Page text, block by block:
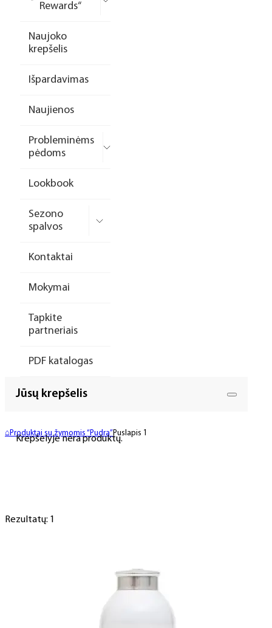
Rewards“
Naujoko
krepšelis
Išpardavimas
Naujienos
Probleminėms
pėdoms
Lookbook
Sezono
spalvos
Kontaktai
Mokymai
Tapkite
partneriais
PDF katalogas
Jūsų krepšelis
Krepšelyje nėra produktų.
⌂ Produktai su žymomis “Pudra” Puslapis 1
Rezultatų: 1